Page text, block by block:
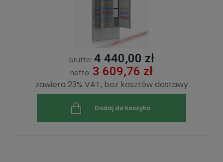
brutto: 4 440,00 zł
netto: 3 609,76 zł
zawiera 23% VAT, bez kosztów dostawy
Dodaj do koszyka